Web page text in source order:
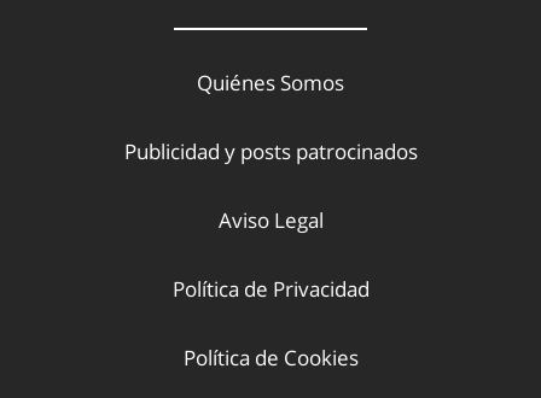
Quiénes Somos
Publicidad y posts patrocinados
Aviso Legal
Política de Privacidad
Política de Cookies